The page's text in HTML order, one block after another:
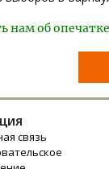
нам об
связь